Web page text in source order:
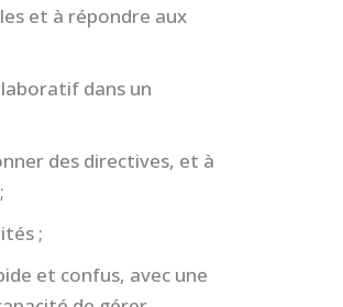
et à répondre aux
dans un
des directives, et à
;
et confus, avec une